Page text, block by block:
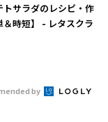
トサラダのレシピ・作
＆時短】 - レタスクラ
by